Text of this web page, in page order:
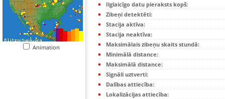
Animation
Ilglaicīgo datu pieraksts kopš:
Zibeņi detektēti:
Stacija aktīva:
Stacija neaktīva:
Maksimālais zibeņu skaits stundā:
Minimālā distance:
Maksimālā distance:
Signāli uztverti:
Dalības attiecība:
Lokalizācijas attiecība: